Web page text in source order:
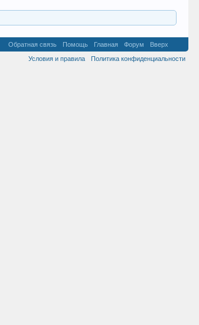
Обратная связь Помощь Главная Форум
Вверх
Условия и правила
Политика конфиденциальности